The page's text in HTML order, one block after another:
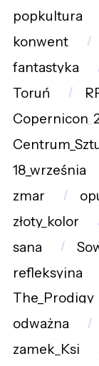
popkultura
konwent
fantastyka
Toruń
18_września
zmar
złoty_kolor
sana
refleksyjna
The_Prodigy
odważna
zamek_Ksi